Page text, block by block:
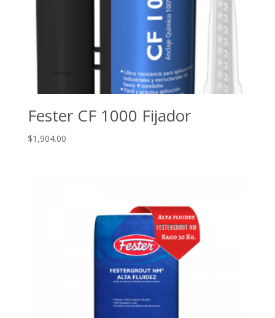
Fester CF 1000 Fijador
$1,904.00